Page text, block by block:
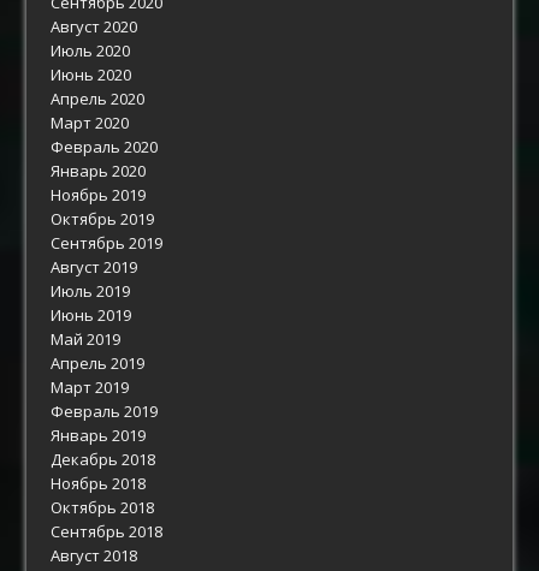
Август 2020
Июль 2020
Июнь 2020
Апрель 2020
Март 2020
Февраль 2020
Январь 2020
Ноябрь 2019
Октябрь 2019
Сентябрь 2019
Август 2019
Июль 2019
Июнь 2019
Май 2019
Апрель 2019
Март 2019
Февраль 2019
Январь 2019
Декабрь 2018
Ноябрь 2018
Октябрь 2018
Сентябрь 2018
Август 2018